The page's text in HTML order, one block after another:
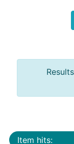
Item hits: